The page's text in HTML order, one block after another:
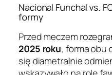
Nacional Funchal vs.
formy
Przed meczem
2025 roku, forma obu
się diametralnie